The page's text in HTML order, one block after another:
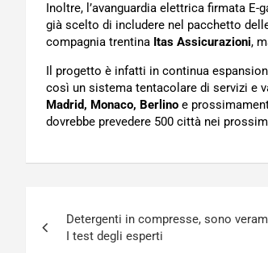
Inoltre, l’avanguardia elettrica firmata
già scelto di includere nel pacchetto
compagnia trentina Itas Assicurazioni,
Il progetto è infatti in continua
così un sistema tentacolare di servizi e
Madrid, Monaco, Berlino e
dovrebbe prevedere 500 città nei
articoli
Detergenti in compresse, sono
I test degli esperti